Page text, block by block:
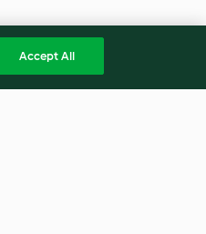
Accept All